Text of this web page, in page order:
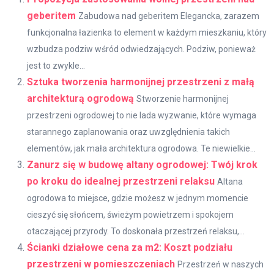
geberitem Zabudowa nad geberitem Elegancka, zarazem
funkcjonalna łazienka to element w każdym mieszkaniu, który
wzbudza podziw wśród odwiedzających. Podziw, ponieważ
jest to zwykle...
Sztuka tworzenia harmonijnej przestrzeni z małą
architekturą ogrodową Stworzenie harmonijnej
przestrzeni ogrodowej to nie lada wyzwanie, które wymaga
starannego zaplanowania oraz uwzględnienia takich
elementów, jak mała architektura ogrodowa. Te niewielkie...
Zanurz się w budowę altany ogrodowej: Twój krok
po kroku do idealnej przestrzeni relaksu Altana
ogrodowa to miejsce, gdzie możesz w jednym momencie
cieszyć się słońcem, świeżym powietrzem i spokojem
otaczającej przyrody. To doskonała przestrzeń relaksu,...
Ścianki działowe cena za m2: Koszt podziału
przestrzeni w pomieszczeniach Przestrzeń w naszych